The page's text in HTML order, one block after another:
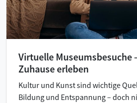
Virtuelle Museumsbesuche
Zuhause erleben
Kultur und Kunst sind wichtige
Bildung und Entspannung – doch